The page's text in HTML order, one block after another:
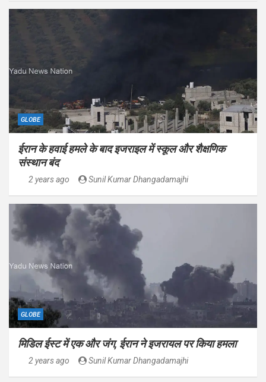
GLOBE
ईरान के हवाई हमले के बाद इजराइल में स्कूल और शैक्षणिक
संस्थान बंद
2 years ago Sunil Kumar Dhangadamajhi
GLOBE
मिडिल ईस्ट में एक और जंग, ईरान ने इजरायल पर किया हमला
2 years ago Sunil Kumar Dhangadamajhi